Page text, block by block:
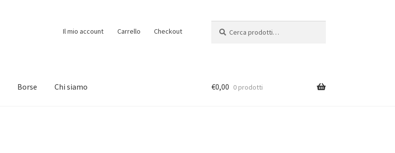
Il mio account Carrello Checkout
Borse Chi siamo €0,00 0 prodotti